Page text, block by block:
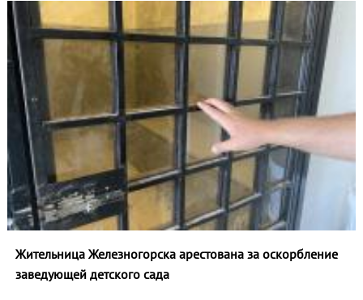
Жительница Железногорска арестована за оскорбление
заведующей детского сада